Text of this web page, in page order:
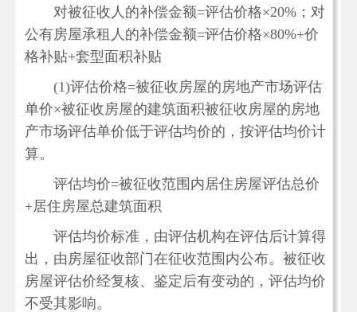
对被征收人的补偿金额=评估价格×20%；对
公有房屋承租人的补偿金额=评估价格×80%+价
格补贴+套型面积补贴
(1)评估价格=被征收房屋的房地产市场评估
单价×被征收房屋的建筑面积被征收房屋的房地
产市场评估单价低于评估均价的，按评估均价计
算。
评估均价=被征收范围内居住房屋评估总价
+居住房屋总建筑面积
评估均价标准，由评估机构在评估后计算得
出，由房屋征收部门在征收范围内公布。被征收
房屋评估价经复核、鉴定后有变动的，评估均价
不受其影响。